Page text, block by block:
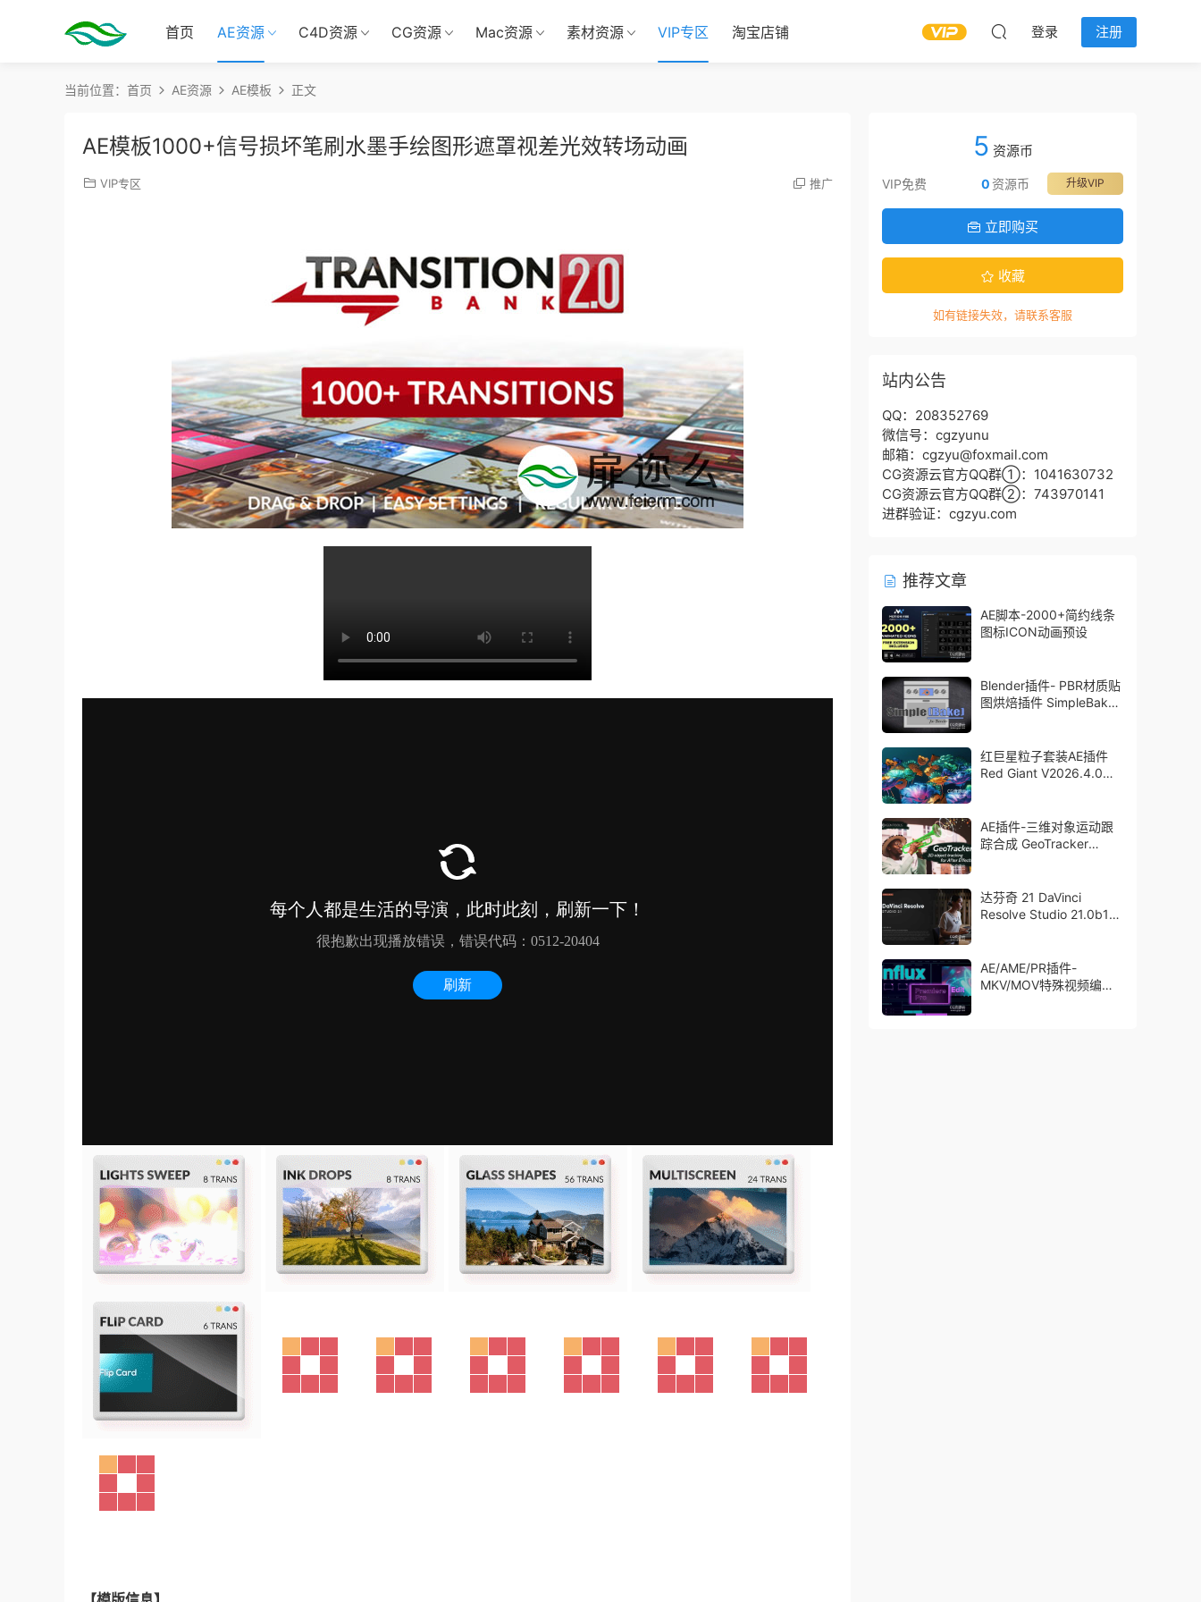
首页 AE资源 C4D资源 CG资源 Mac资源 素材资源 VIP专区 淘宝店铺 登录 注册
当前位置： 首页 AE资源 AE模板 正文
AE模板1000+信号损坏笔刷水墨手绘图形遮罩视差光效转场动画
VIP专区 推广
5 资源币
VIP免费 升级VIP
0资源币
立即购买
收藏
如有链接失效，请联系客服
站内公告
QQ：208352769
微信号：cgzyunu
邮箱：cgzyu@foxmail.com
CG资源云官方QQ群①：1041630732
CG资源云官方QQ群②：743970141
进群验证：cgzyu.com
推荐文章
AE脚本-2000+简约线条
图标ICON动画预设
Blender插件- PBR材质贴
图烘焙插件 SimpleBake
红巨星粒子套装AE插件
Red Giant V2026.4.0
Bullet + VFX Suit
AE插件-三维对象运动跟
踪合成 GeoTracker
达芬奇 21 DaVinci
Resolve Studio 21.0b1
AE/AME/PR插件-
MKV/MOV特殊视频编码